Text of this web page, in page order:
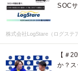
SOC
株式会社LogStare（ログステ
【＃
か？